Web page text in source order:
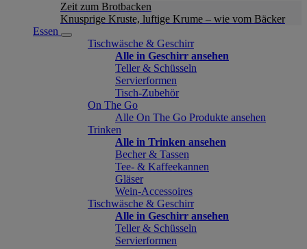
Zeit zum Brotbacken
Knusprige Kruste, luftige Krume – wie vom Bäcker
Essen
Tischwäsche & Geschirr
Alle in Geschirr ansehen
Teller & Schüsseln
Servierformen
Tisch-Zubehör
On The Go
Alle On The Go Produkte ansehen
Trinken
Alle in Trinken ansehen
Becher & Tassen
Tee- & Kaffeekannen
Gläser
Wein-Accessoires
Tischwäsche & Geschirr
Alle in Geschirr ansehen
Teller & Schüsseln
Servierformen